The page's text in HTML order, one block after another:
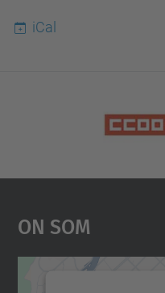
iCal
On Som